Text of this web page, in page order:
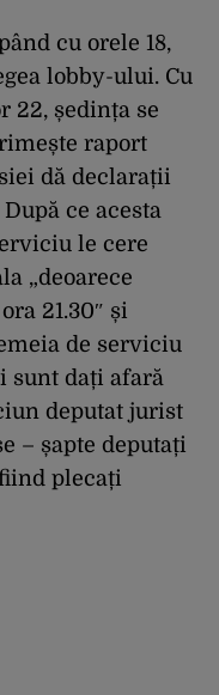
cu orele 18,
lobby-ului. Cu
22, ședința se
raport
dă declarații
ce acesta
le cere
„deoarece
21.30″ și
de serviciu
dați afară
deputat jurist
– șapte deputați
plecați